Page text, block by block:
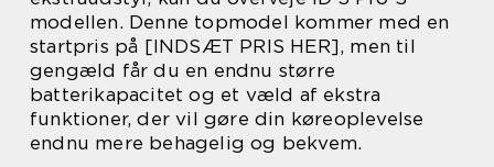
modellen. Denne topmodel kommer med en
startpris på [INDSÆT PRIS HER], men til
gengæld får du en endnu større
batterikapacitet og et væld af ekstra
funktioner, der vil gøre din køreoplevelse
endnu mere behagelig og bekvem.